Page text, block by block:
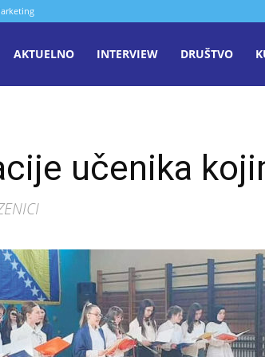
AKTUELNO INTERVIEW DRUŠTVO
učenika